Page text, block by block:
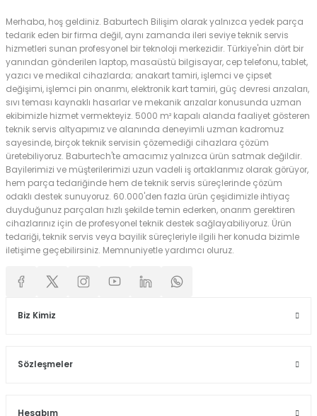
Merhaba, hoş geldiniz. Baburtech Bilişim olarak yalnızca yedek parça
tedarik eden bir firma değil, aynı zamanda ileri seviye teknik servis
hizmetleri sunan profesyonel bir teknoloji merkezidir. Türkiye'nin dört bir
yanından gönderilen laptop, masaüstü bilgisayar, cep telefonu, tablet,
yazıcı ve medikal cihazlarda; anakart tamiri, işlemci ve çipset
değişimi, işlemci pin onarımı, elektronik kart tamiri, güç devresi arızaları,
sıvı teması kaynaklı hasarlar ve mekanik arızalar konusunda uzman
ekibimizle hizmet vermekteyiz. 5000 m² kapalı alanda faaliyet gösteren
teknik servis altyapımız ve alanında deneyimli uzman kadromuz
sayesinde, birçok teknik servisin çözemediği cihazlara çözüm
üretebiliyoruz. Baburtech'te amacımız yalnızca ürün satmak değildir.
Bayilerimizi ve müşterilerimizi uzun vadeli iş ortaklarımız olarak görüyor,
hem parça tedariğinde hem de teknik servis süreçlerinde çözüm
odaklı destek sunuyoruz. 60.000'den fazla ürün çeşidimizle ihtiyaç
duyduğunuz parçaları hızlı şekilde temin ederken, onarım gerektiren
cihazlarınız için de profesyonel teknik destek sağlayabiliyoruz. Ürün
tedariği, teknik servis veya bayilik süreçleriyle ilgili her konuda bizimle
iletişime geçebilirsiniz. Memnuniyetle yardımcı oluruz.
Biz Kimiz
Sözleşmeler
Hesabım